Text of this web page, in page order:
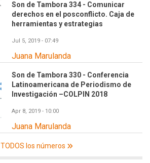
Son de Tambora 334 - Comunicar
derechos en el posconflicto. Caja de
herramientas y estrategias
Jul 5, 2019 - 07:49
Juana Marulanda
Son de Tambora 330 - Conferencia
Latinoamericana de Periodismo de
Investigación –COLPIN 2018
Apr 8, 2019 - 10:00
Juana Marulanda
TODOS los números